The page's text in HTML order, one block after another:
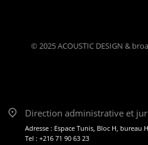
© 2025 ACOUSTIC DESIGN &
Direction administrative et
Adresse : Espace Tunis, Bloc H, bureau
Tel : +216 71 90 63 23